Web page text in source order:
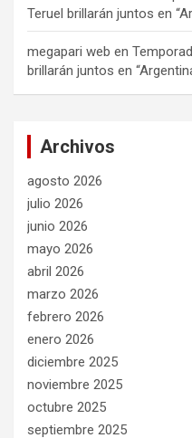
Teruel brillarán juntos en
megapari web en
brillarán juntos en
Archivos
agosto 2026
julio 2026
junio 2026
mayo 2026
abril 2026
marzo 2026
febrero 2026
enero 2026
diciembre 2025
noviembre 2025
octubre 2025
septiembre 2025